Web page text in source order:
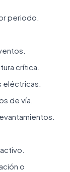
periodo.
crítica.
eléctricas.
de vía.
o